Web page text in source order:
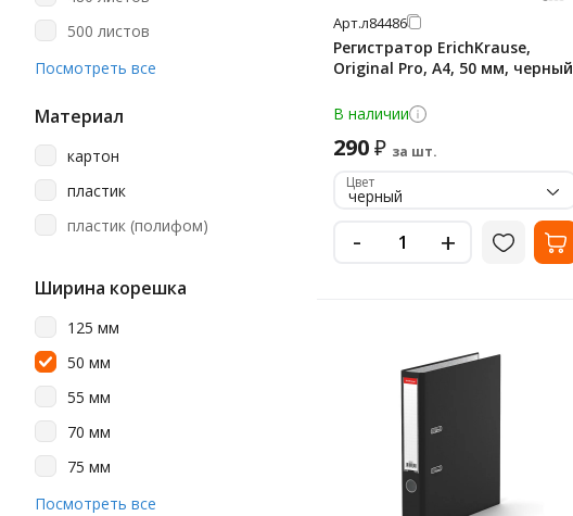
многоцветный рисунок
мрамор
мятный
оранжевый
персиковый
салатовый
серый
синий
синий мрамор
сиреневый
тёмно-зелёный
фиолетовый
500 листов
550 листов
750 листов
Посмотреть все
Материал
картон
пластик
пластик (полифом)
Ширина корешка
125 мм
50 мм
55 мм
70 мм
75 мм
80 мм
Посмотреть все
Арт.л84486
Регистратор ErichKrause,
Original Pro, А4, 50 мм, черный
В наличии
290₽ за шт.
Цвет
черный
- +